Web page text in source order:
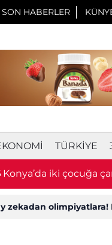
SON HABERLER
TÜRKIYE
zekadan olimpiyatlara!